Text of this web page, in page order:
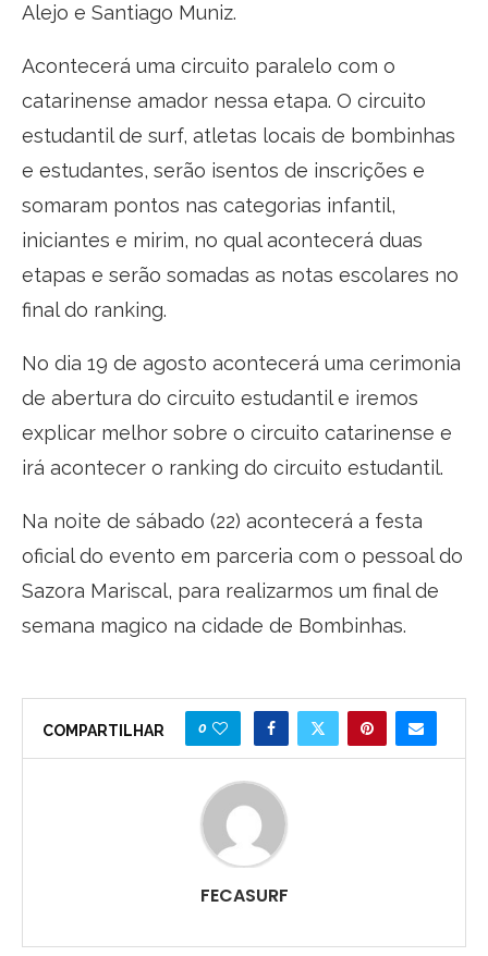
Alejo e Santiago Muniz.
Acontecerá uma circuito paralelo com o
catarinense amador nessa etapa. O circuito
estudantil de surf, atletas locais de bombinhas
e estudantes, serão isentos de inscrições e
somaram pontos nas categorias infantil,
iniciantes e mirim, no qual acontecerá duas
etapas e serão somadas as notas escolares no
final do ranking.
No dia 19 de agosto acontecerá uma cerimonia
de abertura do circuito estudantil e iremos
explicar melhor sobre o circuito catarinense e
irá acontecer o ranking do circuito estudantil.
Na noite de sábado (22) acontecerá a festa
oficial do evento em parceria com o pessoal do
Sazora Mariscal, para realizarmos um final de
semana magico na cidade de Bombinhas.
COMPARTILHAR 0
FECASURF